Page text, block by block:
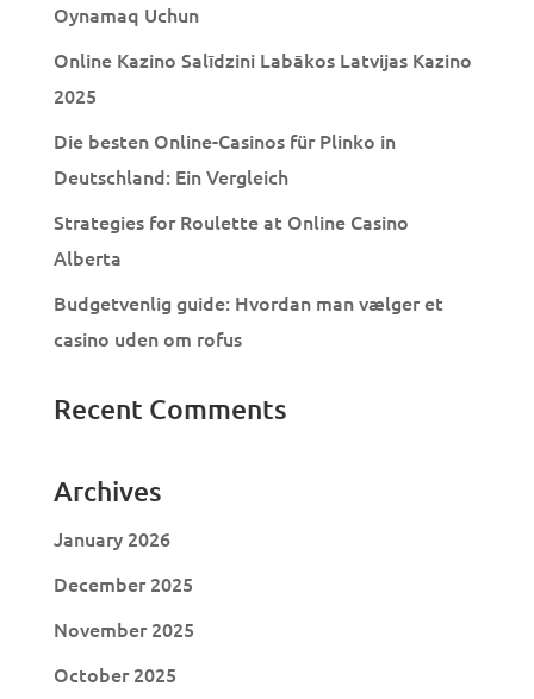
Oynamaq Uchun
Online Kazino Salīdzini Labākos Latvijas Kazino
2025
Die besten Online-Casinos für Plinko in
Deutschland: Ein Vergleich
Strategies for Roulette at Online Casino
Alberta
Budgetvenlig guide: Hvordan man vælger et
casino uden om rofus
Recent Comments
Archives
January 2026
December 2025
November 2025
October 2025